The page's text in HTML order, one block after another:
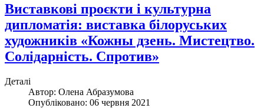
Виставкові проєкти і культурна
дипломатія: виставка білоруських
художників «Кожны дзень. Мистецтво.
Солідарність. Спротив»
Деталі
Автор: Олена Абразумова
Опубліковано: 06 червня 2021